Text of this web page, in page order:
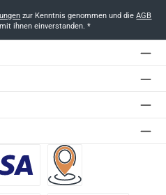
zur Kenntnis genommen und dieAGB
ihnen einverstanden. *